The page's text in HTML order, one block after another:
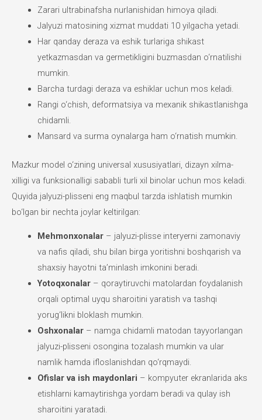
Zarari ultrabinafsha nurlanishidan himoya qiladi.
Jalyuzi matosining xizmat muddati 10 yilgacha yetadi.
Har qanday deraza va eshik turlariga shikast
yetkazmasdan va germetikligini buzmasdan o‘rnatilishi
mumkin.
Barcha turdagi deraza va eshiklar uchun mos keladi.
Rangi o‘chish, deformatsiya va mexanik shikastlanishga
chidamli.
Mansard va surma oynalarga ham o‘rnatish mumkin.
Mazkur model o‘zining universal xususiyatlari, dizayn xilma-
xilligi va funksionalligi sababli turli xil binolar uchun mos keladi.
Quyida jalyuzi-plisseni eng maqbul tarzda ishlatish mumkin
bo‘lgan bir nechta joylar keltirilgan:
Mehmonxonalar– jalyuzi-plisse interyerni zamonaviy
va nafis qiladi, shu bilan birga yoritishni boshqarish va
shaxsiy hayotni ta’minlash imkonini beradi.
Yotoqxonalar– qoraytiruvchi matolardan foydalanish
orqali optimal uyqu sharoitini yaratish va tashqi
yorug‘likni bloklash mumkin.
Oshxonalar– namga chidamli matodan tayyorlangan
jalyuzi-plisseni osongina tozalash mumkin va ular
namlik hamda ifloslanishdan qo‘rqmaydi.
Ofislar va ish maydonlari – kompyuter ekranlarida aks
etishlarni kamaytirishga yordam beradi va qulay ish
sharoitini yaratadi.